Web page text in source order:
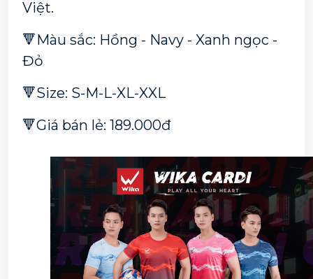
Việt.
🔻Màu sắc: Hồng - Navy - Xanh ngọc -
Đỏ
🔻Size: S-M-L-XL-XXL
🔻Giá bán lẻ: 189.000đ